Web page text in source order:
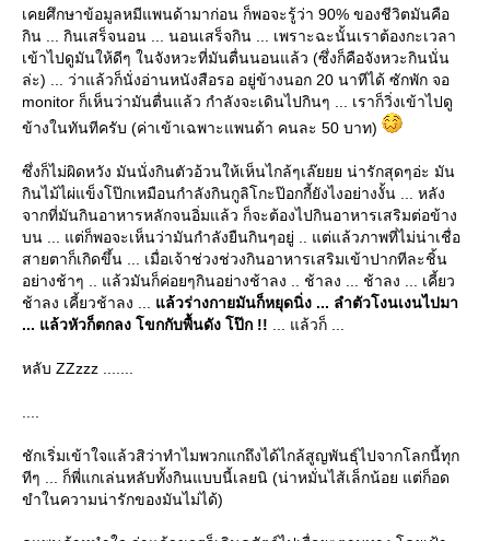
เคยศึกษาข้อมูลหมีแพนด้ามาก่อน ก็พอจะรู้ว่า 90% ของชีวิตมันคือ
กิน ... กินเสร็จนอน ... นอนเสร็จกิน ... เพราะฉะนั้นเราต้องกะเวลา
เข้าไปดูมันให้ดีๆ ในจังหวะที่มันตื่นนอนแล้ว (ซึ่งก็คือจังหวะกินนั่น
ล่ะ) ... ว่าแล้วก็นั่งอ่านหนังสือรอ อยู่ข้างนอก 20 นาทีได้ ซักพัก จอ
monitor ก็เห็นว่ามันตื่นแล้ว กำลังจะเดินไปกินๆ ... เราก็วิ่งเข้าไปดู
ข้างในทันทีครับ (ค่าเข้าเฉพาะแพนด้า คนละ 50 บาท)
ซึ่งก็ไม่ผิดหวัง มันนั่งกินตัวอ้วนให้เห็นไกล้ๆเล๊ยยย น่ารักสุดๆอ่ะ มัน
กินไม้ไผ่แข็งโป๊กเหมือนกำลังกินกูลิโกะป๊อกกี้ยังไงอย่างงั้น ... หลัง
จากที่มันกินอาหารหลักจนอิ่มแล้ว ก็จะต้องไปกินอาหารเสริมต่อข้าง
บน ... แต่ก็พอจะเห็นว่ามันกำลังยืนกินๆอยู่ .. แต่แล้วภาพที่ไม่น่าเชื่อ
สายตาก็เกิดขึ้น ... เมื่อเจ้าช่วงช่วงกินอาหารเสริมเข้าปากทีละชิ้น
อย่างช้าๆ .. แล้วมันก็ค่อยๆกินอย่างช้าลง .. ช้าลง ... ช้าลง ... เคี้ยว
ช้าลง เคี้ยวช้าลง ... ล้วร่างกายมันก็หยุดนิ่ง ... ลำตัวโงนเงนไปมา
... แล้วหัวก็ตกลง โขกกับพื้นดัง โป๊ก !!
... แล้วก็ ...
หลับ ZZzzz .......
ชักเริ่มเข้าใจแล้วสิว่าทำไมพวกแกถึงได้ไกล้สูญพันธุ์ไปจากโลกนี้ทุก
ทีๆ ... ก็พี่แกเล่นหลับทั้งกินแบบนี้เลยนิ (น่าหมั่นไส้เล็กน้อย แต่ก็อด
ขำในความน่ารักของมันไม่ได้)